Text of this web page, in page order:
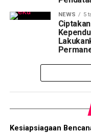
NEWS 5
Kesiapsiagaan